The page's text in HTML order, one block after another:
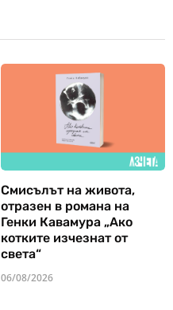
Смисълът на живота,
отразен в романа на
Генки Кавамура „Ако
котките изчезнат от
света“
06/08/2026